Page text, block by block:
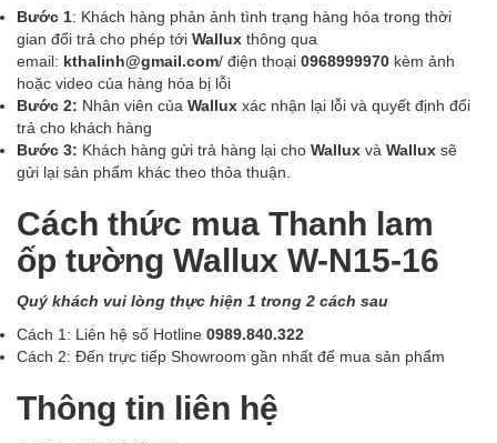
Bước 1: Khách hàng phản ảnh tình trạng hàng hóa trong thời
gian đổi trả cho phép tới Wallux thông qua
email: kthalinh@gmail.com/ điện thoại 0968999970 kèm ảnh
hoặc video của hàng hóa bị lỗi
Bước 2: Nhân viên của Wallux xác nhận lại lỗi và quyết định đổi
trả cho khách hàng
Bước 3: Khách hàng gửi trả hàng lại cho Wallux và Wallux sẽ
gửi lại sản phẩm khác theo thỏa thuận.
Cách thức mua Thanh lam
ốp tường Wallux W-N15-16
Quý khách vui lòng thực hiện 1 trong 2 cách sau
Cách 1: Liên hệ số Hotline 0989.840.322
Cách 2: Đến trực tiếp Showroom gần nhất để mua sản phẩm
Thông tin liên hệ